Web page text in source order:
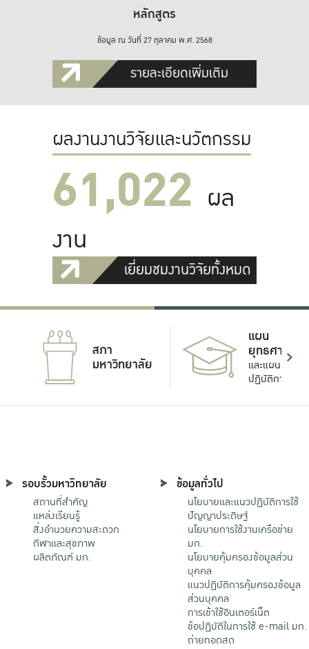
หลักสูตร
ข้อมูล ณ วันที่ 27 ตุลาคม พ.ศ. 2568
รายละเอียดเพิ่มเติม
ผลงานงานวิจัยและนวัตกรรม
61,022 ผล
งาน
เยี่ยมชมงานวิจัยทั้งหมด
สภา
มหาวิทยาลัย
แผน
ยุทธศาสตร์
และแผน
ปฏิบัติการ
รอบรั้วมหาวิทยาลัย
สถานที่สำคัญ
แหล่งเรียนรู้
สิ่งอำนวยความสะดวก
กีฬาและสุขภาพ
ผลิตภัณฑ์ มก.
ข้อมูลทั่วไป
นโยบายและแนวปฏิบัติการใช้
ปัญญาประดิษฐ์
นโยบายการใช้งานเครือข่าย
มก.
นโยบายคุ้มครองข้อมูลส่วน
บุคคล
แนวปฏิบัติการคุ้มครองข้อมูล
ส่วนบุคคล
การเข้าใช้อินเตอร์เน็ต
ข้อปฏิบัติในการใช้ e-mail มก.
ถ่ายทอดสด